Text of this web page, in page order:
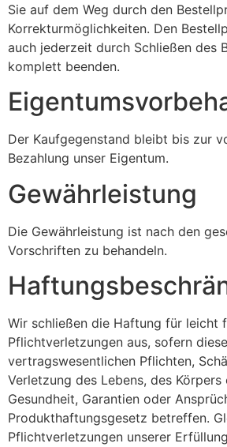
Sie auf dem Weg durch den
Korrekturmöglichkeiten. Den
auch jederzeit durch Schließen des
komplett beenden.
Der Kaufgegenstand bleibt bis zur
Bezahlung unser Eigentum.
Gewährleistung
Die Gewährleistung ist nach den
Vorschriften zu behandeln.
Wir schließen die Haftung für leicht
Pflichtverletzungen aus, sofern
vertragswesentlichen Pflichten,
Verletzung des Lebens, des
Gesundheit, Garantien oder
Produkthaftungsgesetz betreffen.
Pflichtverletzungen unserer